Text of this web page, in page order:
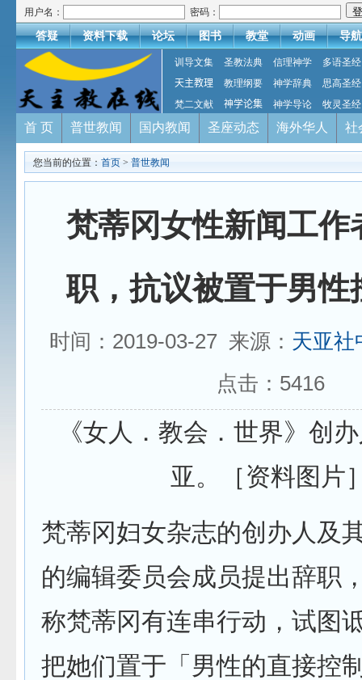
用户名： 密码：
答疑 资料下载 论坛 图书 教堂 动画 导航
训导文集 圣教法典 信理神学
多语圣经
天主教理
教理纲要 神学辞典
思高圣经
梵二文献
神学论集 神学导论 牧灵圣经
首 页 普世教闻 国内教闻 圣座动态 海外华人 社
您当前的位置： 首页 > 普世教闻
梵蒂冈女性新闻工作
职，抗议被置于男性
时间：2019-03-27 来源： 天亚社
点击： 5416
《女人．教会．世界》创
亚。［资料图片
梵蒂冈妇女杂志的创办人及
的编辑委员会成员提出辞职
称梵蒂冈有连串行动，试图
把她们置于「男性的直接控